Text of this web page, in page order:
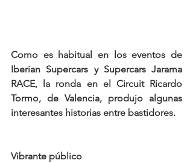
Como es habitual en los eventos de
Iberian Supercars y Supercars Jarama
RACE, la ronda en el Circuit Ricardo
Tormo, de Valencia, produjo algunas
interesantes historias entre bastidores.
Vibrante público